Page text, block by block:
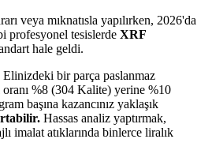
veya mıknatısla yapılırken, 2026'da
profesyonel tesislerde XRF
hale geldi.
Elinizdeki bir parça paslanmaz
%8 (304 Kalite) yerine %10
başına kazancınız yaklaşık
Hassas analiz yaptırmak,
imalat atıklarında binlerce liralık